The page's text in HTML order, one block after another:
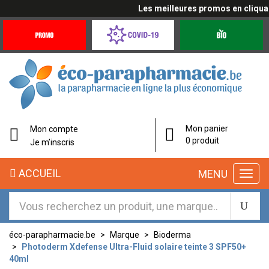
Les meilleures promos en
Offres
Coronavirus
éco-
parapharmacie.fr
éco-
parapharmacie.fr
Mon compte
Je m’inscris
Mon panier
0 produit
MENU
ACCUEIL
éco-parapharmacie.be Marque
Bioderma
Photoderm Xdefense Ultra-Fluid solaire teinte 3 SPF50+
40ml